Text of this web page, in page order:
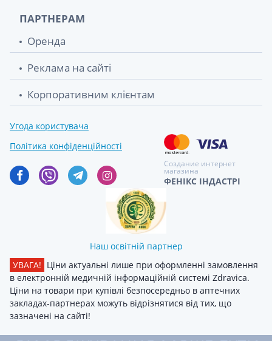
ПАРТНЕРАМ
Оренда
Реклама на сайті
Корпоративним клієнтам
Угода користувача
Політика конфіденційності
Создание интернет
магазина
ФЕНІКС ІНДАСТРІ
Наш освітній партнер
УВАГА! Ціни актуальні лише при оформленні замовлення
в електронній медичній інформаційній системі Zdravica.
Ціни на товари при купівлі безпосередньо в аптечних
закладах-партнерах можуть відрізнятися від тих, що
зазначені на сайті!